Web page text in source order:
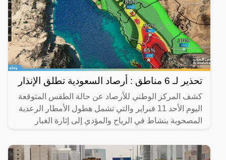
تحذير لـ 6 مناطق : أرصاد السعودية تطلق الإنذار
كشف المركز الوطني للأرصاد عن حالة الطقس المتوقعة
اليوم الأحد 11 فبراير والتي تشمل هطول الأمطار الرعدية
المصحوبة بنشاط في الرياح والمؤدي إلى إثارة الغبار